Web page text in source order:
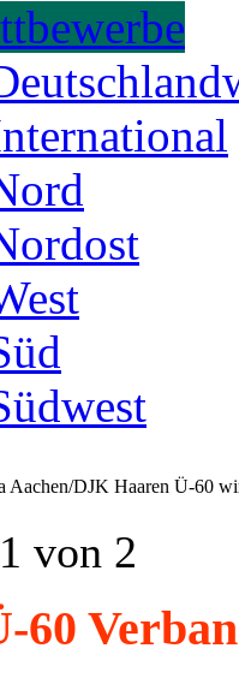
Aachen/DJK Haaren Ü-60
von 2
60